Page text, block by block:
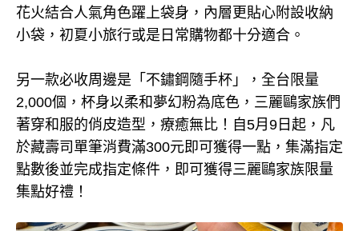
花火結合人氣角色躍上袋身，內層更貼心附設收納
小袋，初夏小旅行或是日常購物都十分適合。
另一款必收周邊是「不鏽鋼隨手杯」，全台限量
2,000個，杯身以柔和夢幻粉為底色，三麗鷗家族們
著穿和服的俏皮造型，療癒無比！自5月9日起，凡
於藏壽司單筆消費滿300元即可獲得一點，集滿指定
點數後並完成指定條件，即可獲得三麗鷗家族限量
集點好禮！